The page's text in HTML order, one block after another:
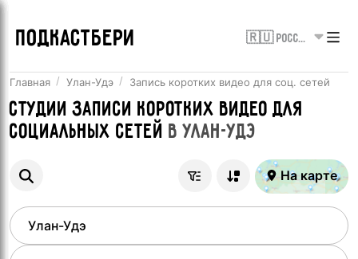
ПОДКАСТБЕРИ 🇷🇺 Россия
Главная Улан-Удэ Запись коротких видео для соц. сетей
Студии записи коротких видео для
социальных сетей вУлан-Удэ
На карте